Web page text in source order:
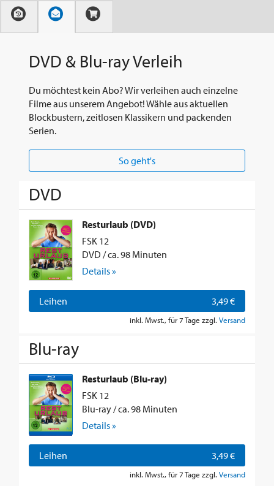
DVD & Blu-ray Verleih
Du möchtest kein Abo? Wir verleihen auch einzelne
Filme aus unserem Angebot! Wähle aus aktuellen
Blockbustern, zeitlosen Klassikern und packenden
Serien.
So geht's
DVD
Resturlaub (DVD)
FSK 12
DVD / ca. 98 Minuten
Details »
Leihen 3,49 €
inkl. Mwst., für 7 Tage zzgl. Versand
Blu-ray
Resturlaub (Blu-ray)
FSK 12
Blu-ray / ca. 98 Minuten
Details »
Leihen 3,49 €
inkl. Mwst., für 7 Tage zzgl. Versand